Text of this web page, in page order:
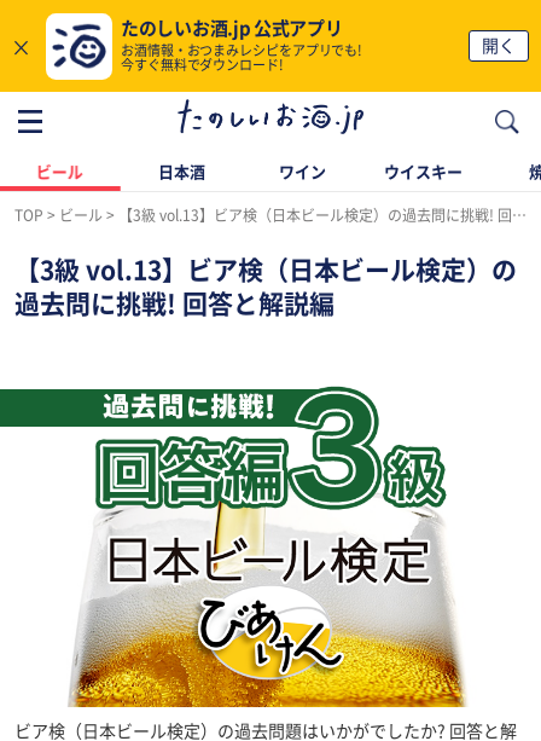
×
たのしいお酒.jp 公式アプリ
お酒情報・おつまみレシピをアプリでも!
今すぐ無料でダウンロード!
開く
ビール 日本酒 ワイン ウイスキー
TOP ビール 【3級 vol.13】ビア検（日本ビール検定）の過去問に挑戦! 回答と解説編
【3級 vol.13】ビア検（日本ビール検定）の
過去問に挑戦! 回答と解説編
ビア検（日本ビール検定）の過去問題はいかがでしたか? 回答と解